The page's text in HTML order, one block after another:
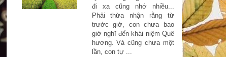
đi xa cũng nhớ nhiều...
Phải thừa nhận rằng từ
trước giờ, con chưa bao
giờ nghĩ đến khái niệm Quê
hương. Và cũng chưa một
lần, con tự ...